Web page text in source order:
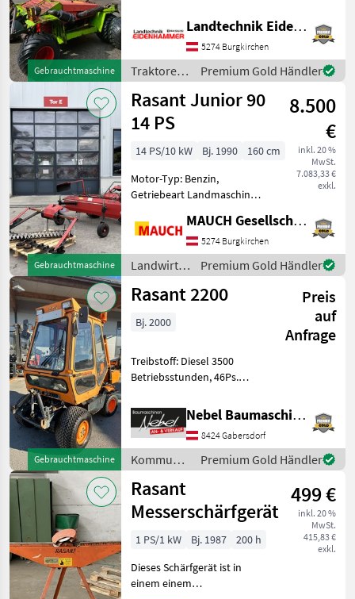
Sonstiges
4
MARKTPLATZ
Marktplatz Händlerangebote Kleinanzeigen
Gebrauchtmaschine
00.12 - Fahrbereit wie steht
!! STANDORT ST. VEIT IM
PONGAU !! ** PR
Landtechnik Eidenhammer GmbH
5274 Burgkirchen
Traktoren
/ Rasant
Premium Gold Händler
Gebrauchtmaschine
Rasant Junior 90
14 PS
8.500
€
inkl. 20 %
MwSt.
7.083,33 €
exkl.
14 PS/10 kW Bj. 1990
160 cm
Motor-Typ: Benzin,
Getriebeart Landmaschine:
Zylinderanzahl: 1 Zylinder,
Zwillingsräder,
Lenkbremse, Bandrechen
Hier wird ein sehr schöner
Rasant Motormäh
MAUCH Gesellschaft m.b.H. & Co.KG
5274 Burgkirchen
Landwirtsch.
Motorfahrzeuge
/ Rasant
Premium Gold Händler
Gebrauchtmaschine
Rasant 2200
Preis
auf
Anfrage
Bj. 2000
Treibstoff: Diesel 3500
Betriebsstunden, 46Ps.
Kommunalfahrzeuge
Nebel Baumaschinen
8424 Gabersdorf
Kommunalgeräte
/ Rasant
Premium Gold Händler
Rasant
Messerschärfgerät
499 €
inkl. 20 %
MwSt.
415,83 €
exkl.
1 PS/1 kW Bj. 1987
200 h
Dieses Schärfgerät ist in
einem einem